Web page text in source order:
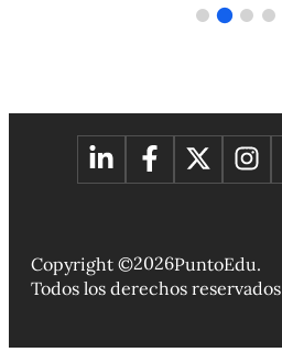
Copyright ©2026PuntoEdu.
Todos los derechos reservados